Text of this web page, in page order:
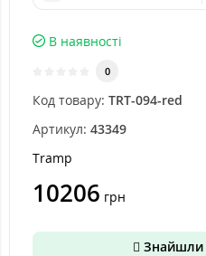
В наявності
0
Код товару: TRT-094-red
Артикул: 43349
Tramp
10206 грн
Знайшли